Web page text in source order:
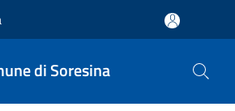
di Soresina